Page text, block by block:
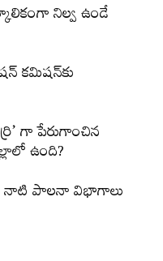
నిల్వ ఉండే
కమిషన్‌కు
గా పేరుగాంచిన
ఉంది?
– నాటి పాలనా విభాగాలు